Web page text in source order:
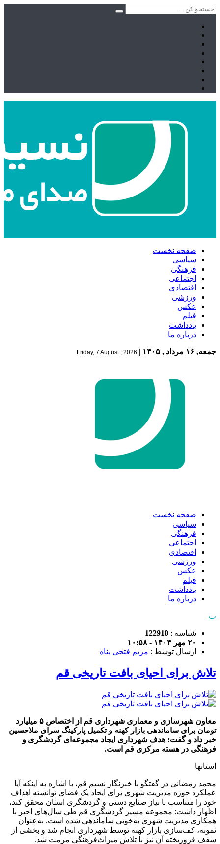
صفحه نخست
سیاسی
فرهنگی
اجتماعی
اقتصادی
ورزشی
عکس
فیلم
یادداشت
درباره ما
جمعه, ۱۶ مرداد , ۱۴۰۵ |
Friday, 7 August , 2026
صفحه نخست
سیاسی
فرهنگی
اجتماعی
اقتصادی
ورزشی
عکس
فیلم
یادداشت
درباره ما
پ
شناسه : 122910
۲۰ مهر ۱۴۰۴ - ۱۰:۵۸
ارسال توسط : مریم فتحی پناه
تلاش برای احیای بافت تاریخی قم
معاون شهرسازی و معماری شهرداری قم از اختصاص ۵ میلیارد
تومان برای ساماندهی بازار کهنه و تکمیل پارکینگ سرای ملاحسین
خبر داد و گفت: هدف شهرداری ایجاد مجموعه‌ای گردشگری و
فرهنگی در هسته مرکزی قم است.
استانها
محمد رمضانی در گفتگو با خبرنگار نسیم قم، با اشاره به اینکه آیا
عملکرد حوزه مدیریت شهری برای ایجاد یک فضای توانسته اهداف
خود را متناسب با نیاز صنایع دستی و گردشگری استان محقق کند،
اظهار داشت: مجموعه مسیر گردشگری قم طی سال‌های اخیر با
همکاری مدیریت شهری به‌خوبی ساماندهی شده است. به‌عنوان
نمونه، کف‌سازی بازار کهنه توسط شهرداری انجام شد و بخشی از
سقف فرو‌ریخته آن نیز با تلاش میراث‌فرهنگی مرمت شد.